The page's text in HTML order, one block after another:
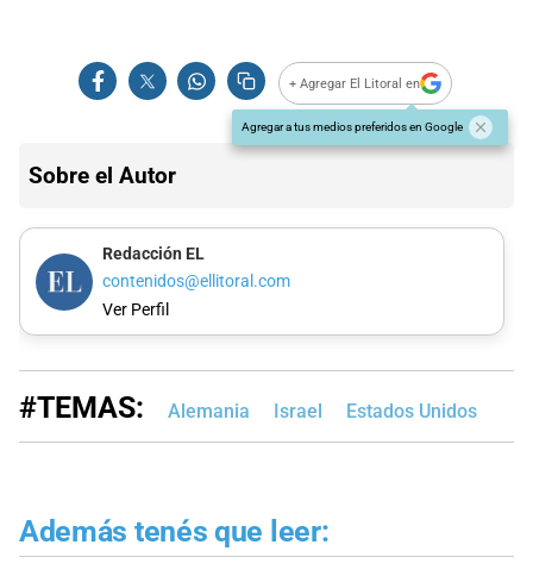
+ Agregar El Litoral en
Agregar a tus medios preferidos en Google
Sobre el Autor
Redacción EL
contenidos@ellitoral.com
Ver Perfil
#TEMAS: Alemania Israel Estados Unidos
Además tenés que leer: